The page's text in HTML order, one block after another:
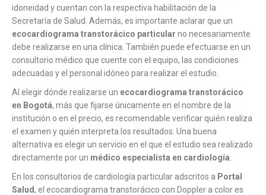
idoneidad y cuentan con la respectiva habilitación de la
Secretaría de Salud. Además, es importante aclarar que un
ecocardiograma transtorácico particular no necesariamente
debe realizarse en una clínica. También puede efectuarse en un
consultorio médico que cuente con el equipo, las condiciones
adecuadas y el personal idóneo para realizar el estudio.
Al elegir dónde realizarse un ecocardiograma transtorácico
en Bogotá, más que fijarse únicamente en el nombre de la
institución o en el precio, es recomendable verificar quién realiza
el examen y quién interpreta los resultados. Una buena
alternativa es elegir un servicio en el que el estudio sea realizado
directamente por un médico especialista en cardiología
En los consultorios de cardiología particular adscritos a Portal
Salud, el ecocardiograma transtorácico con Doppler a color es